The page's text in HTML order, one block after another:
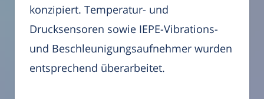
konzipiert. Temperatur- und
Drucksensoren sowie IEPE-Vibrations-
und Beschleunigungsaufnehmer wurden
entsprechend überarbeitet.